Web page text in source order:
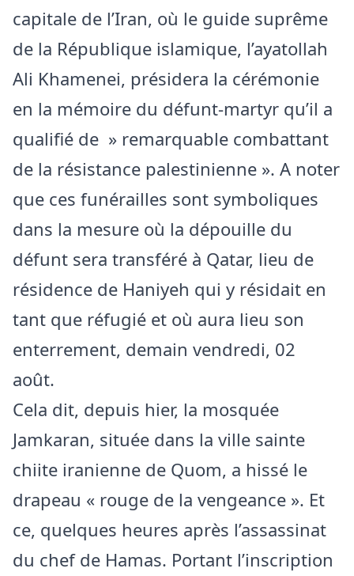
capitale de l’Iran, où le guide suprême
de la République islamique, l’ayatollah
Ali Khamenei, présidera la cérémonie
en la mémoire du défunt-martyr qu’il a
qualifié de » remarquable combattant
de la résistance palestinienne ». A noter
que ces funérailles sont symboliques
dans la mesure où la dépouille du
défunt sera transféré à Qatar, lieu de
résidence de Haniyeh qui y résidait en
tant que réfugié et où aura lieu son
enterrement, demain vendredi, 02
août.
Cela dit, depuis hier, la mosquée
Jamkaran, située dans la ville sainte
chiite iranienne de Quom, a hissé le
drapeau « rouge de la vengeance ». Et
ce, quelques heures après l’assassinat
du chef de Hamas. Portant l’inscription